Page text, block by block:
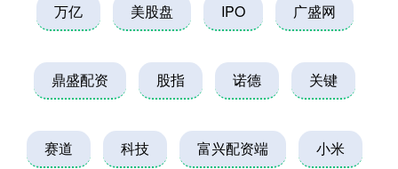
万亿 美股盘 IPO 广盛网
鼎盛配资 股指 诺德 关键
赛道 科技 富兴配资端 小米